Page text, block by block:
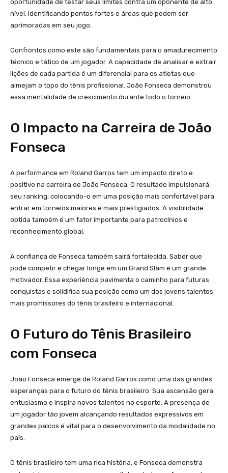
oportunidade de testar seus limites contra um oponente de alto
nível, identificando pontos fortes e áreas que podem ser
aprimoradas em seu jogo.
Confrontos como este são fundamentais para o amadurecimento
técnico e tático de um jogador. A capacidade de analisar e extrair
lições de cada partida é um diferencial para os atletas que
almejam o topo do tênis profissional. João Fonseca demonstrou
essa mentalidade de crescimento durante todo o torneio.
O Impacto na Carreira de João
Fonseca
A performance em Roland Garros tem um impacto direto e
positivo na carreira de João Fonseca. O resultado impulsionará
seu ranking, colocando-o em uma posição mais confortável para
entrar em torneios maiores e mais prestigiados. A visibilidade
obtida também é um fator importante para patrocínios e
reconhecimento global.
A confiança de Fonseca também sairá fortalecida. Saber que
pode competir e chegar longe em um Grand Slam é um grande
motivador. Essa experiência pavimenta o caminho para futuras
conquistas e solidifica sua posição como um dos jovens talentos
mais promissores do tênis brasileiro e internacional.
O Futuro do Tênis Brasileiro
com Fonseca
João Fonseca emerge de Roland Garros como uma das grandes
esperanças para o futuro do tênis brasileiro. Sua ascensão gera
entusiasmo e inspira novos talentos no esporte. A presença de
um jogador tão jovem alcançando resultados expressivos em
grandes palcos é vital para o desenvolvimento da modalidade no
país.
O tênis brasileiro tem uma rica história, e Fonseca demonstra